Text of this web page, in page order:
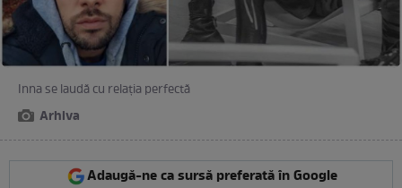
Inna se laudă cu relația perfectă
Arhiva
Adaugă-ne ca sursă preferată în Google